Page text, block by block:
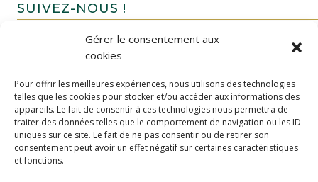
Gérer le consentement aux
cookies
Pour offrir les meilleures expériences, nous utilisons des technologies
telles que les cookies pour stocker et/ou accéder aux informations des
appareils. Le fait de consentir à ces technologies nous permettra de
traiter des données telles que le comportement de navigation ou les ID
uniques sur ce site. Le fait de ne pas consentir ou de retirer son
consentement peut avoir un effet négatif sur certaines caractéristiques
et fonctions.
SUIVEZ-NOUS !
FAIRE UN DON